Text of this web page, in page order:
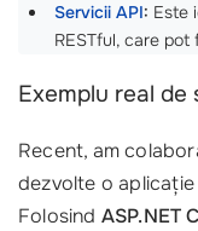
Servicii API: Este
RESTful, care pot
Exemplu real de
Recent, am
dezvolte o
Folosind ASP.NET